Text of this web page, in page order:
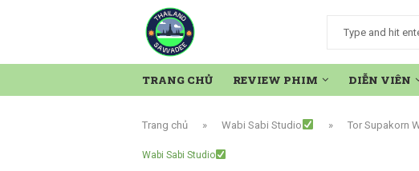
TRANG CHỦ REVIEW PHIM DIỄN VIÊN
Trang chủ » Wabi Sabi Studio » Tor Supakorn
Wabi Sabi Studio